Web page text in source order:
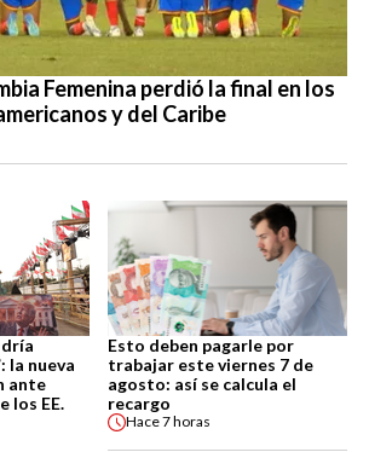
Femenina perdió la final en los
y del Caribe
la nueva
ante
los EE.
Esto deben pagarle por
trabajar este viernes 7 de
agosto: así se calcula el
recargo
Hace7 horas